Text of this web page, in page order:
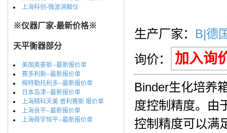
上海科创-微波消解仪
※仪器厂家-最新价格※
天平衡器部分
美国奥豪斯--最新报价单
赛多利斯--最新报价单
梅特勒托利多--最新报价单
日本岛津--最新报价单
上海精科天美 普利赛斯 报价单
上海良平--最新报价单
上海舜宇恒平--最新报价单
生产厂家： B|德
询价：
加入询
Binder生化培养
度控制精度。由
控制精度可以满